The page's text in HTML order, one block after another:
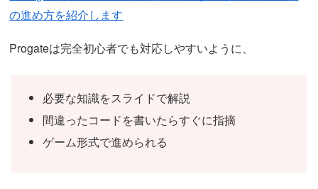
の進め方を紹介します
Progateは完全初心者でも対応しやすいように、
必要な知識をスライドで解説
間違ったコードを書いたらすぐに指摘
ゲーム形式で進められる